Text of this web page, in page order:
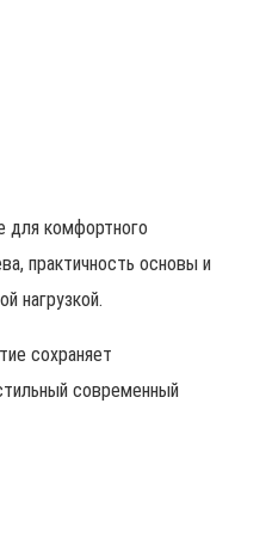
для комфортного
практичность основы и
нагрузкой.
сохраняет
современный